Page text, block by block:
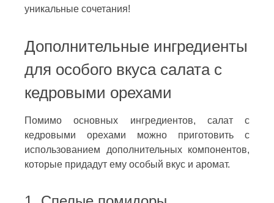
уникальные сочетания!
Дополнительные ингредиенты
для особого вкуса салата с
кедровыми орехами
Помимо основных ингредиентов, салат с
кедровыми орехами можно приготовить с
использованием дополнительных компонентов,
которые придадут ему особый вкус и аромат.